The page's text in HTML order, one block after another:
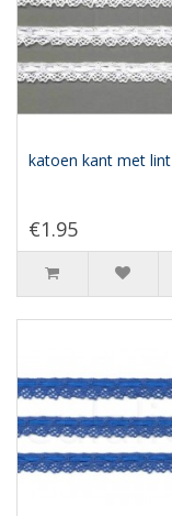
katoen kant met lint
€1.95